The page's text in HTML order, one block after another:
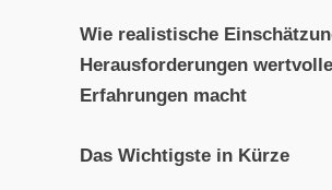
Wie realistische
Herausforderungen wertvolle
Erfahrungen macht
Das Wichtigste in Kürze